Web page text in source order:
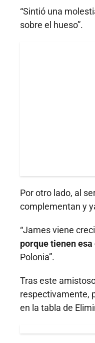
“Sintió una
sobre el hueso”.
Por otro lado, al
complementan y
“James viene
porque tienen
Polonia”.
Tras este
respectivamente,
en la tabla de